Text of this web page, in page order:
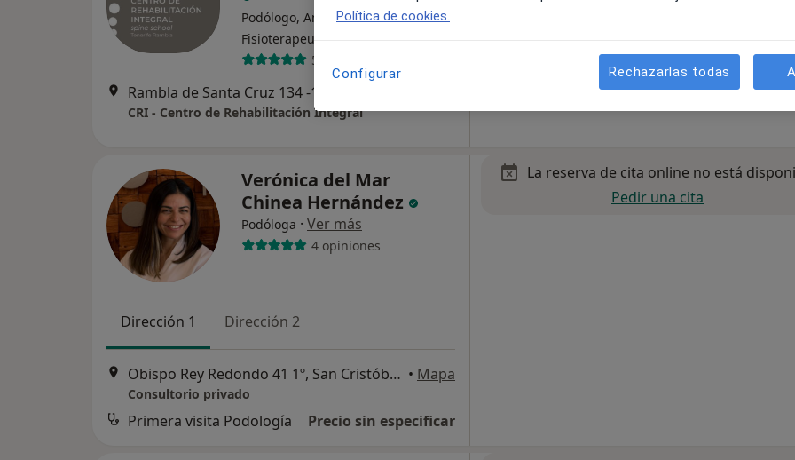
Podólogo, Anestesista,
Fisioterapeuta
506 opiniones
CRI - Centro de Rehabilitación Integral
Verónica del Mar
Chinea Hernández
Podóloga · Ver más
4 opiniones
Dirección 1 Dirección 2
Obispo Rey Redondo 41 1º, San Cristóbal de la Laguna • Mapa
Consultorio privado
Primera visita Podología Precio sin especificar
La reserva de cita online no está
Pedir una cita
Política de cookies.
Configurar Rechazarlas todas